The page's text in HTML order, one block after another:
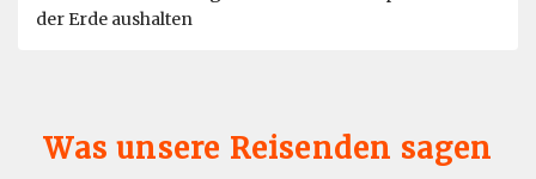
der Erde aushalten
Was unsere Reisenden sagen